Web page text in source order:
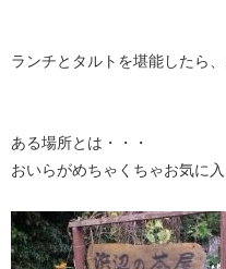
ランチとタルトを堪能したら
ある場所とは・・・
おいらがめちゃくちゃお気に